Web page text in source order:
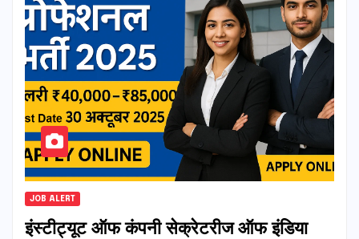
JOB ALERT
इंस्टीट्यूट ऑफ कंपनी सेक्रेटरीज ऑफ इंडिया